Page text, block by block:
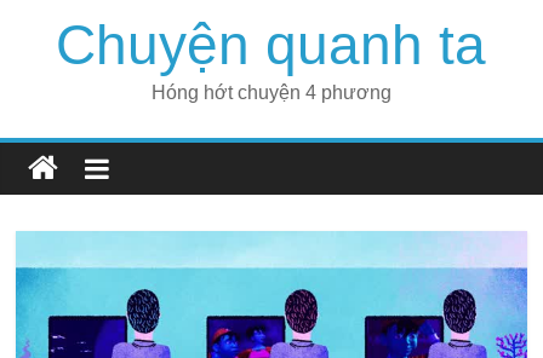
Chuyện quanh ta
Hóng hớt chuyện 4 phương